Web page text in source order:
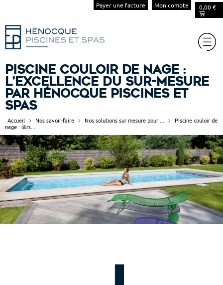
Payer une facture Mon compte 0,00 €
Piscine couloir de nage :
l’excellence du sur-mesure
par HÉNOCQUE PISCINES ET
SPAS
Accueil Nos savoir-faire Nos solutions sur mesure pour ...
Piscine couloir de
nage : l&rs...